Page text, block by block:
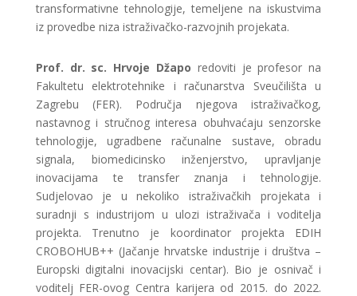
transformativne tehnologije, temeljene na iskustvima
iz provedbe niza istraživačko-razvojnih projekata.
Prof. dr. sc. Hrvoje Džapo redoviti je profesor na
Fakultetu elektrotehnike i računarstva Sveučilišta u
Zagrebu (FER). Područja njegova istraživačkog,
nastavnog i stručnog interesa obuhvaćaju senzorske
tehnologije, ugradbene računalne sustave, obradu
signala, biomedicinsko inženjerstvo, upravljanje
inovacijama te transfer znanja i tehnologije.
Sudjelovao je u nekoliko istraživačkih projekata i
suradnji s industrijom u ulozi istraživača i voditelja
projekta. Trenutno je koordinator projekta EDIH
CROBOHUB++ (Jačanje hrvatske industrije i društva –
Europski digitalni inovacijski centar). Bio je osnivač i
voditelj FER-ovog Centra karijera od 2015. do 2022.